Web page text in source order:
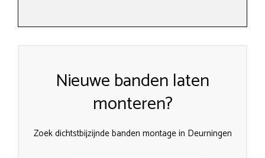
Nieuwe banden laten
monteren?
Zoek dichtstbijzijnde banden montage in Deurningen